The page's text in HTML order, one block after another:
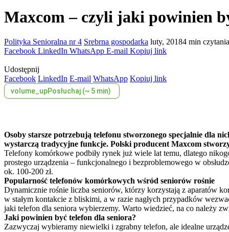
Maxcom – czyli jaki powinien
Polityka Senioralna nr 4 Srebrna gospodarka luty, 20184 min czytania
Facebook LinkedIn WhatsApp E-mail Kopiuj link
Udostępnij
Facebook LinkedIn E-mail WhatsApp Kopiuj link
volume_upPosłuchaj (~ 5 min)
Osoby starsze potrzebują telefonu stworzonego specjalnie dla
wystarczą tradycyjne funkcje. Polski producent Maxcom
Telefony komórkowe podbiły rynek już wiele lat temu, dlatego
prostego urządzenia – funkcjonalnego i bezproblemowego w
ok. 100-200 zł.
Popularność telefonów komórkowych wśród seniorów rośnie
Dynamicznie rośnie liczba seniorów, którzy korzystają z aparatów
w stałym kontakcie z bliskimi, a w razie nagłych przypadków
jaki telefon dla seniora wybierzemy. Warto wiedzieć, na co należy
Jaki powinien być telefon dla seniora?
Zazwyczaj wybieramy niewielki i zgrabny telefon, ale idealne